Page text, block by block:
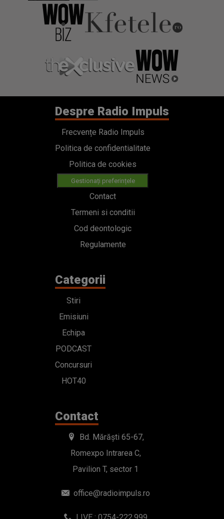
Despre Radio Impuls
Frecvențe Radio Impuls
Politica de confidentialitate
Politica de cookies
Gestionați preferințele
Contact
Termeni si conditii
Cod deontologic
Regulamente
Categorii
Stiri
Emisiuni
Echipa
PODCAST
Concursuri
HOT40
Contact
Bd. Mărăști 65-67,
Romexpo Intrarea C,
Pavilion T, sector 1
office@radioimpuls.ro